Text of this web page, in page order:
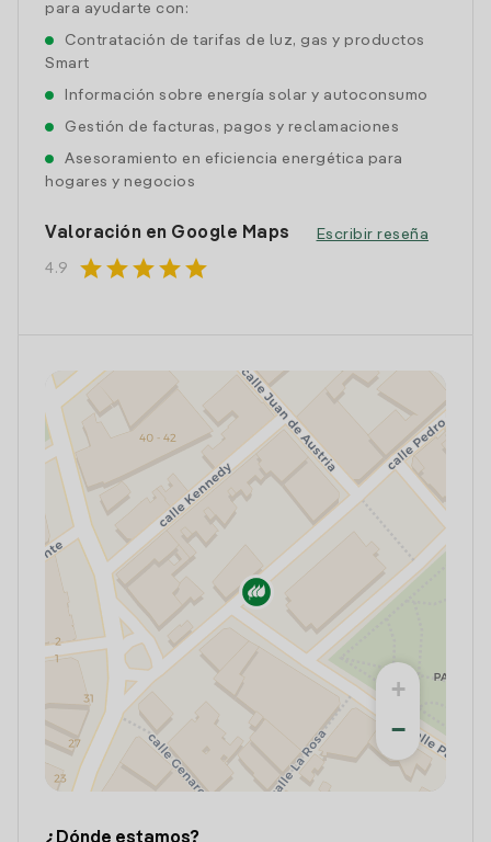
para ayudarte con:
Contratación de tarifas de luz, gas y productos
Smart
Información sobre energía solar y autoconsumo
Gestión de facturas, pagos y reclamaciones
Asesoramiento en eficiencia energética para
hogares y negocios
Valoración en Google Maps
4.9 starstarstarstarstar
Escribir reseña
+
−